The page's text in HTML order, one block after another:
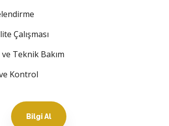
Çalışması
ve Teknik Bakım
Kontrol
Bilgi Al